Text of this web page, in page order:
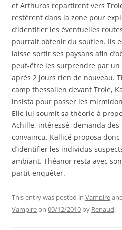
et Arthuros repartirent vers
restèrent dans la zone pour
d’identifier les éventuelles
pourrait obtenir du soutien. Ils
laisse sortir ses paysans afin
peut-être les surprendre par un
après 2 jours rien de nouveau.
camp thessalien devant Troie,
insista pour passer les
Elle lui soumit sa théorie à
Achille, intéressé, demanda
convaincu. Kallicé proposa donc
d’identifier les individus
ambiant. Théanor resta avec
partit enquêter.
This entry was posted in Vampire
Vampireon 09/12/2010 by Renaud.